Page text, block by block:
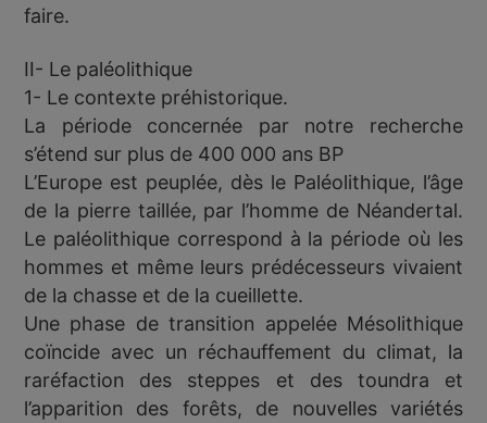
faire.
II- Le paléolithique
1- Le contexte préhistorique.
La période concernée par notre recherche
s’étend sur plus de 400 000 ans BP
L’Europe est peuplée, dès le Paléolithique, l’âge
de la pierre taillée, par l’homme de Néandertal.
Le paléolithique correspond à la période où les
hommes et même leurs prédécesseurs vivaient
de la chasse et de la cueillette.
Une phase de transition appelée Mésolithique
coïncide avec un réchauffement du climat, la
raréfaction des steppes et des toundra et
l’apparition des forêts, de nouvelles variétés